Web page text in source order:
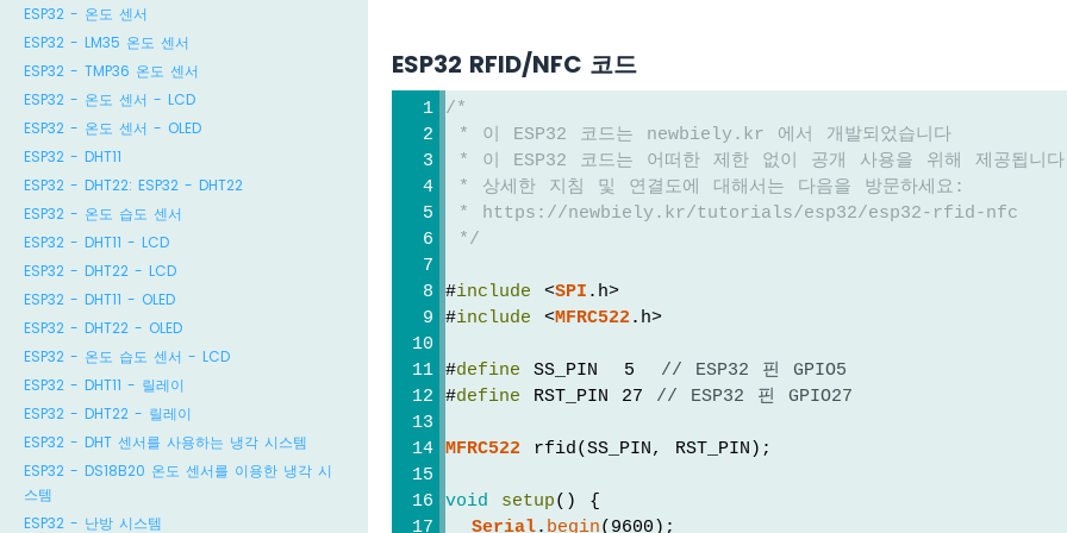
ESP32 - 온도 센서
ESP32 - LM35 온도 센서
ESP32 - TMP36 온도 센서
ESP32 - 온도 센서 - LCD
ESP32 - 온도 센서 - OLED
ESP32 - DHT11
ESP32 - DHT22: ESP32 - DHT22
ESP32 - 온도 습도 센서
ESP32 - DHT11 - LCD
ESP32 - DHT22 - LCD
ESP32 - DHT11 - OLED
ESP32 - DHT22 - OLED
ESP32 - 온도 습도 센서 - LCD
ESP32 - DHT11 - 릴레이
ESP32 - DHT22 - 릴레이
ESP32 - DHT 센서를 사용하는 냉각 시스템
ESP32 - DS18B20 온도 센서를 이용한 냉각 시
스템
ESP32 - 난방 시스템
ESP32 RFID/NFC 코드
/*
* 이 ESP32 코드는 newbiely.kr 에서 개발되었습니다
* 이 ESP32 코드는 어떠한 제한 없이 공개 사용을 위해 제공됩니
* 상세한 지침 및 연결도에 대해서는 다음을 방문하세요:
* https://newbiely.kr/tutorials/esp32/esp32-rfid-nfc
*/
#include <SPI .h>
#include <MFRC522.h>
#define SS_PIN  5 // ESP32 핀 GPIO5
#define RST_PIN 27 // ESP32 핀 GPIO27
MFRC522 rfid(SS_PIN, RST_PIN);
void setup() {
Serial. begin(9600);